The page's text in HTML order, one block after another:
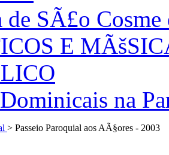
de SÃ£o
E
na
> Passeio Paroquial aos AÃ§ores - 2003